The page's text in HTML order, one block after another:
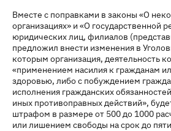
Вместе с поправками в законы «О
организациях» и «О государственной
юридических лиц, филиалов
предложил внести изменения в
которым организация, деятельность
«применением насилия к гражданам
здоровью, либо с побуждением
исполнения гражданских
иных противоправных действий»,
штрафом в размере от 500 до 1000
или лишением свободы на срок до